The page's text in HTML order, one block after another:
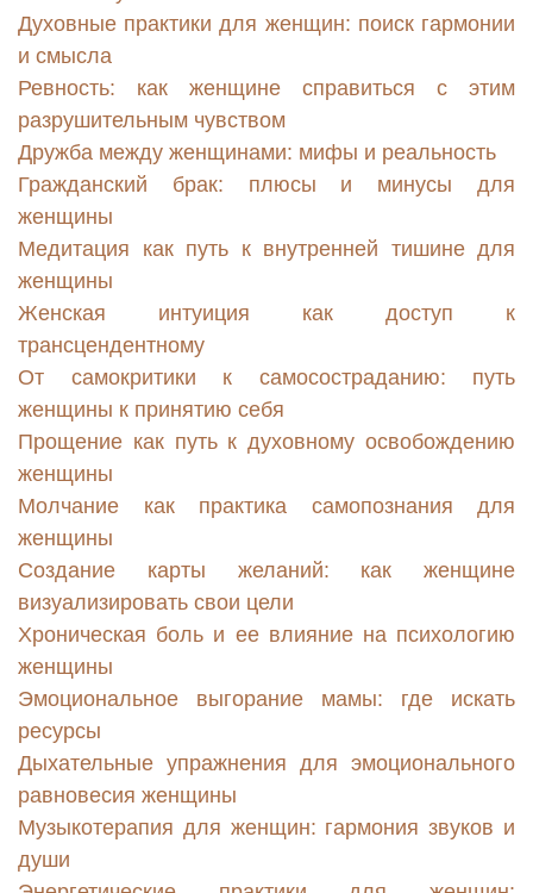
Духовные практики для женщин: поиск гармонии
и смысла
Ревность: как женщине справиться с этим
разрушительным чувством
Дружба между женщинами: мифы и реальность
Гражданский брак: плюсы и минусы для
женщины
Медитация как путь к внутренней тишине для
женщины
Женская интуиция как доступ к
трансцендентному
От самокритики к самосостраданию: путь
женщины к принятию себя
Прощение как путь к духовному освобождению
женщины
Молчание как практика самопознания для
женщины
Создание карты желаний: как женщине
визуализировать свои цели
Хроническая боль и ее влияние на психологию
женщины
Эмоциональное выгорание мамы: где искать
ресурсы
Дыхательные упражнения для эмоционального
равновесия женщины
Музыкотерапия для женщин: гармония звуков и
души